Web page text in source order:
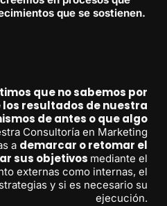
que se sostienen.
que no sabemos por
los resultados de nuestra
de antes o que algo
Consultoría en Marketing
a demarcar o retomar el
sus objetivos mediante el
externas como internas, el
y si es necesario su
ejecución.